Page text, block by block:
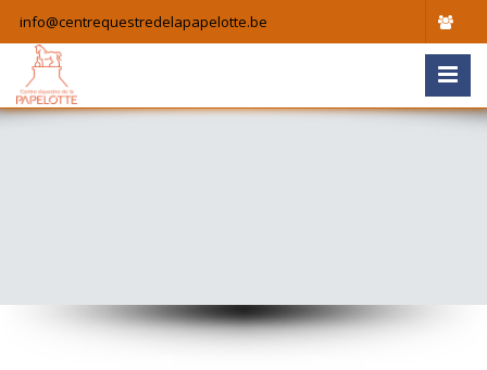
info@centrequestredelapapelotte.be